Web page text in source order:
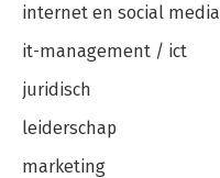
internet en social media
it-management / ict
juridisch
leiderschap
marketing